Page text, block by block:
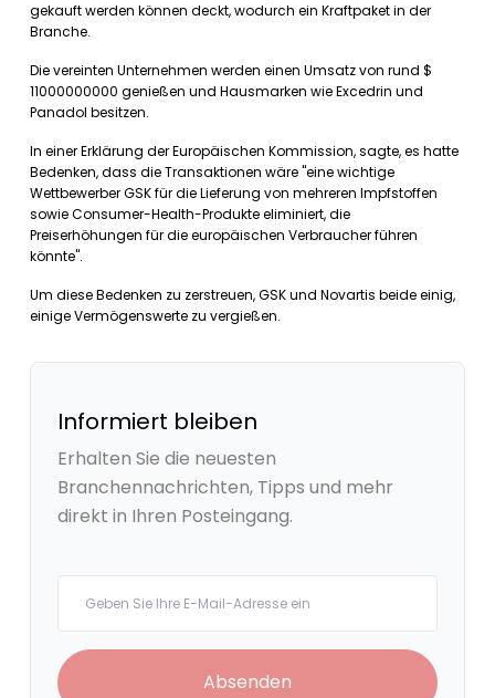
gekauft werden können deckt, wodurch ein Kraftpaket in der
Branche.
Die vereinten Unternehmen werden einen Umsatz von rund $
11000000000 genießen und Hausmarken wie Excedrin und
Panadol besitzen.
In einer Erklärung der Europäischen Kommission, sagte, es hatte
Bedenken, dass die Transaktionen wäre "eine wichtige
Wettbewerber GSK für die Lieferung von mehreren Impfstoffen
sowie Consumer-Health-Produkte eliminiert, die
Preiserhöhungen für die europäischen Verbraucher führen
könnte".
Um diese Bedenken zu zerstreuen, GSK und Novartis beide einig,
einige Vermögenswerte zu vergießen.
Informiert bleiben
Erhalten Sie die neuesten
Branchennachrichten, Tipps und mehr
direkt in Ihren Posteingang.
Absenden